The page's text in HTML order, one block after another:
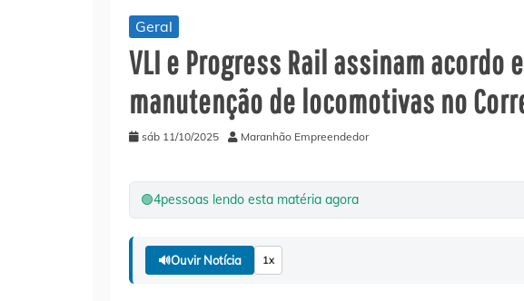
Geral
VLI e Progress Rail assinam acordo
manutenção de locomotivas no
sáb 11/10/2025 Maranhão Empreendedor
🟢4pessoas lendo esta matéria agora
🔊Ouvir Notícia 1x